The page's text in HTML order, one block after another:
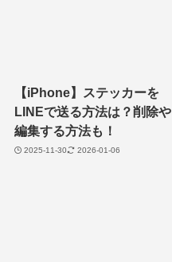
【iPhone】ステッカーを
LINEで送る方法は？削除や
編集する方法も！
2025-11-30 2026-01-06